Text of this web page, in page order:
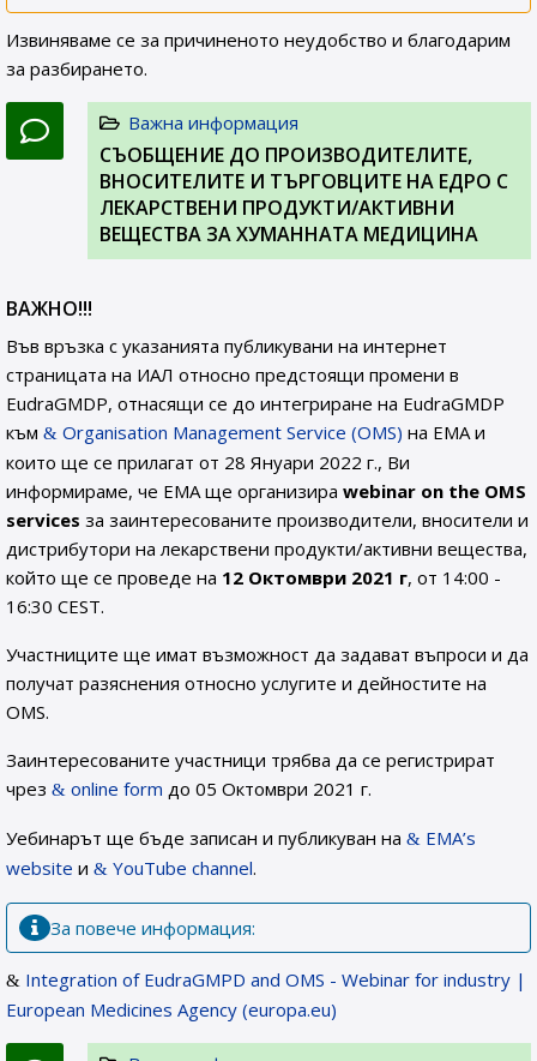
Извиняваме се за причиненото неудобство и благодарим
за разбирането.
Важна информация
СЪОБЩЕНИЕ ДО ПРОИЗВОДИТЕЛИТЕ,
ВНОСИТЕЛИТЕ И ТЪРГОВЦИТЕ НА ЕДРО С
ЛЕКАРСТВЕНИ ПРОДУКТИ/АКТИВНИ
ВЕЩЕСТВА ЗА ХУМАННАТА МЕДИЦИНА
ВАЖНО!!!
Във връзка с указанията публикувани на интернет
страницата на ИАЛ относно предстоящи промени в
EudraGMDP, отнасящи се до интегриране на EudraGMDP
към
Organisation Management Service (OMS) на EMA и
които ще се прилагат от 28 Януари 2022 г., Ви
информираме, че EMA ще организира webinar on the OMS
services за заинтересованите производители, вносители и
дистрибутори на лекарствени продукти/активни вещества,
който ще се проведе на 12 Октомври 2021 г, от 14:00 -
16:30 CEST.
Участниците ще имат възможност да задават въпроси и да
получат разяснения относно услугите и дейностите на
OMS.
Заинтересованите участници трябва да се регистрират
чрез
online form до 05 Октомври 2021 г.
Уебинарът ще бъде записан и публикуван на
EMA’s
website и YouTube channel.
За повече информация:
Integration of EudraGMPD and OMS - Webinar for industry |
European Medicines Agency (europa.eu)